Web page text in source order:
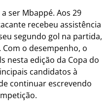
ser Mbappé. Aos 29
recebeu assistência
segundo gol na partida,
o desempenho, o
nesta edição da Copa do
candidatos à
continuar escrevendo